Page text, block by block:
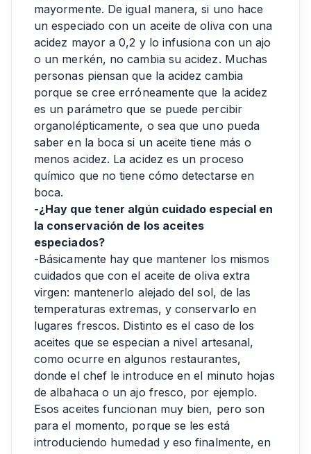
mayormente. De igual manera, si uno hace
un especiado con un aceite de oliva con una
acidez mayor a 0,2 y lo infusiona con un ajo
o un merkén, no cambia su acidez. Muchas
personas piensan que la acidez cambia
porque se cree erróneamente que la acidez
es un parámetro que se puede percibir
organolépticamente, o sea que uno pueda
saber en la boca si un aceite tiene más o
menos acidez. La acidez es un proceso
químico que no tiene cómo detectarse en
boca.
-¿Hay que tener algún cuidado especial en
la conservación de los aceites
especiados?
-Básicamente hay que mantener los mismos
cuidados que con el aceite de oliva extra
virgen: mantenerlo alejado del sol, de las
temperaturas extremas, y conservarlo en
lugares frescos. Distinto es el caso de los
aceites que se especian a nivel artesanal,
como ocurre en algunos restaurantes,
donde el chef le introduce en el minuto hojas
de albahaca o un ajo fresco, por ejemplo.
Esos aceites funcionan muy bien, pero son
para el momento, porque se les está
introduciendo humedad y eso finalmente, en